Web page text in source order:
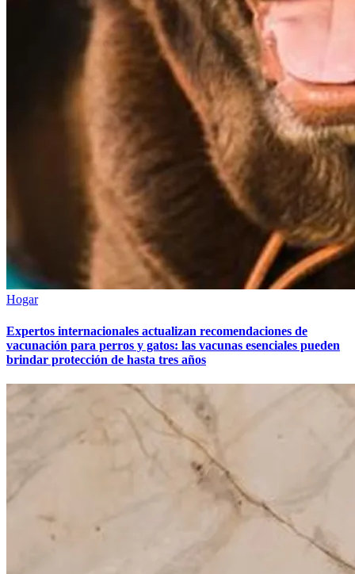
Hogar
Expertos internacionales actualizan recomendaciones de
vacunación para perros y gatos: las vacunas esenciales pueden
brindar protección de hasta tres años